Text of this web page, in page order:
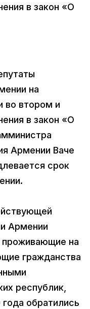
в закон «О
на
во втором и
в закон «О
Армении Ваче
срок
Армении
проживающие на
гражданства
республик,
обратились